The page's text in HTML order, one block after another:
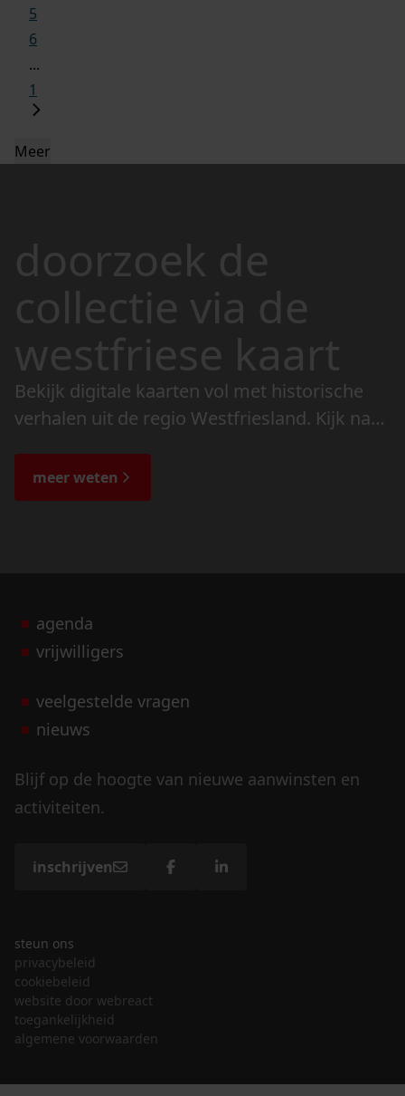
5
6
...
1
Meer
doorzoek de
collectie via de
westfriese kaart
Bekijk digitale kaarten vol met historische
verhalen uit de regio Westfriesland. Kijk naar
de bijzondere verhalen.
meer weten
agenda
vrijwilligers
veelgestelde vragen
nieuws
Blijf op de hoogte van nieuwe aanwinsten en
activiteiten.
inschrijven
steun ons
privacybeleid
cookiebeleid
website door webreact
toegankelijkheid
algemene voorwaarden